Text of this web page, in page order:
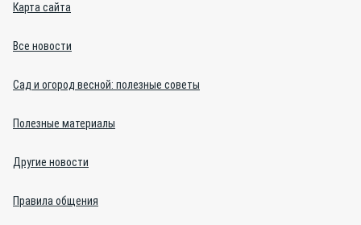
Карта сайта
Все новости
Сад и огород весной: полезные советы
Полезные материалы
Другие новости
Правила общения